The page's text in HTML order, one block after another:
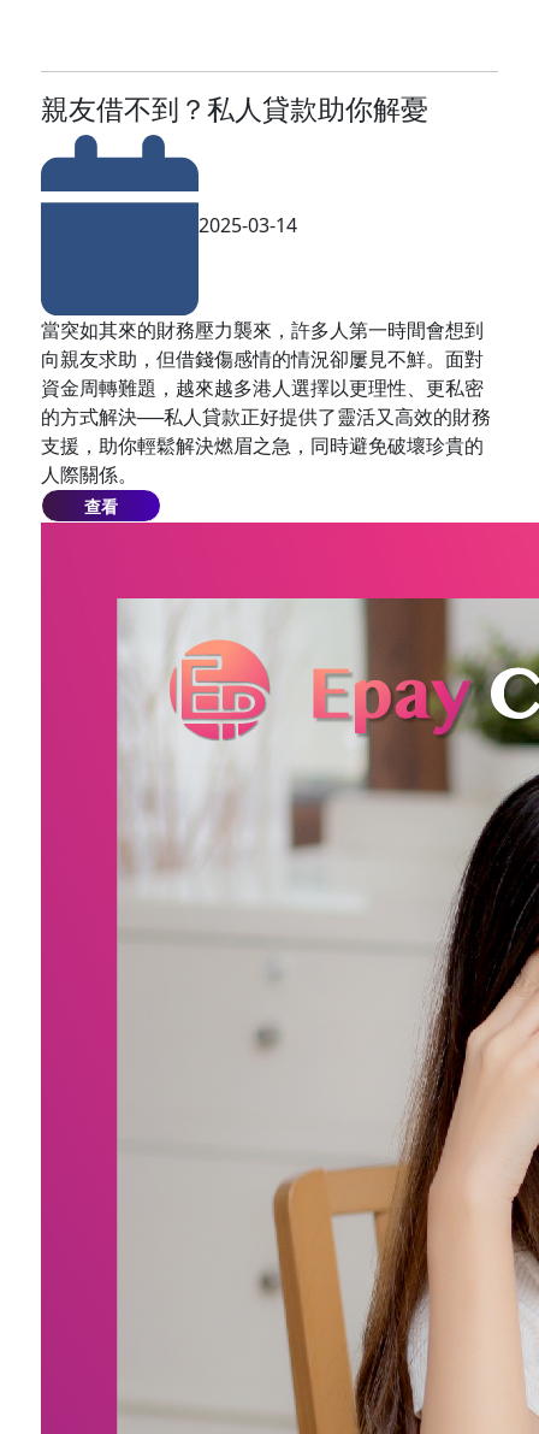
親友借不到？私人貸款助你解憂
2025-03-14
當突如其來的財務壓力襲來，許多人第一時間會想到
向親友求助，但借錢傷感情的情況卻屢見不鮮。面對
資金周轉難題，越來越多港人選擇以更理性、更私密
的方式解決──私人貸款正好提供了靈活又高效的財務
支援，助你輕鬆解決燃眉之急，同時避免破壞珍貴的
人際關係。
查看